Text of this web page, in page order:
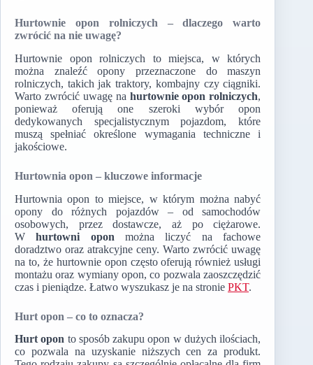
Hurtownie opon rolniczych – dlaczego warto
zwrócić na nie uwagę?
Hurtownie opon rolniczych to miejsca, w których
można znaleźć opony przeznaczone do maszyn
rolniczych, takich jak traktory, kombajny czy ciągniki.
Warto zwrócić uwagę na hurtownie opon rolniczych,
ponieważ oferują one szeroki wybór opon
dedykowanych specjalistycznym pojazdom, które
muszą spełniać określone wymagania techniczne i
jakościowe.
Hurtownia opon – kluczowe informacje
Hurtownia opon to miejsce, w którym można nabyć
opony do różnych pojazdów – od samochodów
osobowych, przez dostawcze, aż po ciężarowe.
W hurtowni opon można liczyć na fachowe
doradztwo oraz atrakcyjne ceny. Warto zwrócić uwagę
na to, że hurtownie opon często oferują również usługi
montażu oraz wymiany opon, co pozwala zaoszczędzić
czas i pieniądze. Łatwo wyszukasz je na stronie PKT.
Hurt opon – co to oznacza?
Hurt opon to sposób zakupu opon w dużych ilościach,
co pozwala na uzyskanie niższych cen za produkt.